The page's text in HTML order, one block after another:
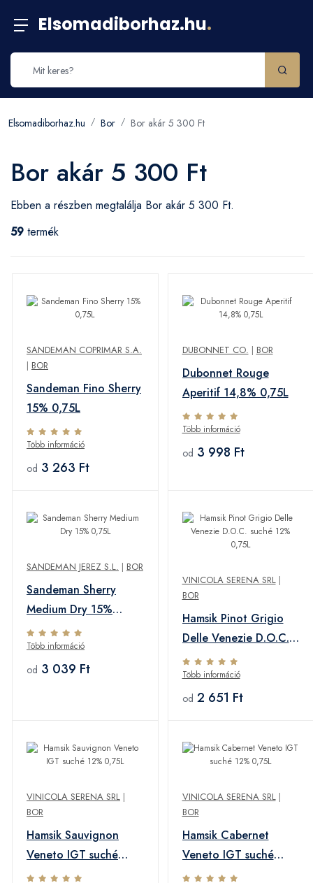
Elsomadiborhaz.hu.
Elsomadiborhaz.hu Bor Bor akár 5 300 Ft
Bor akár 5 300 Ft
Ebben a részben megtalálja Bor akár 5 300 Ft.
59 termék
SANDEMAN COPRIMAR S.A.
| BOR
Sandeman Fino Sherry
15% 0,75L
Több információ
od 3 263 Ft
DUBONNET CO. | BOR
Dubonnet Rouge
Aperitif 14,8% 0,75L
Több információ
od 3 998 Ft
SANDEMAN JEREZ S.L. | BOR
Sandeman Sherry
Medium Dry 15%
0,75L
Több információ
od 3 039 Ft
VINICOLA SERENA SRL|
BOR
Hamsik Pinot Grigio
Delle Venezie D.O.C.
suché 12% 0,75L
Több információ
od 2 651 Ft
VINICOLA SERENA SRL |
BOR
Hamsik Sauvignon
Veneto IGT suché
12% 0,75L
VINICOLA SERENA SRL|
BOR
Hamsik Cabernet
Veneto IGT suché
12% 0,75L